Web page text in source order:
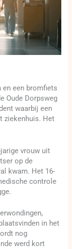
en een bromfiets
Oude Dorpsweg
waarbij een
ziekenhuis. Het
vrouw uit
op de
kwam. Het 16-
controle
in het
nog
werd kort